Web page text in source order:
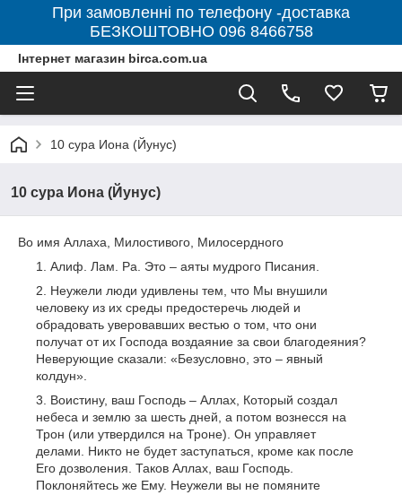
При замовленні по телефону -доставка
БЕЗКОШТОВНО 096 8466758
Інтернет магазин birca.com.ua
10 сура Иона (Йунус)
10 сура Иона (Йунус)
Во имя Аллаха, Милостивого, Милосердного
Алиф. Лам. Ра. Это – аяты мудрого Писания.
Неужели люди удивлены тем, что Мы внушили
человеку из их среды предостеречь людей и
обрадовать уверовавших вестью о том, что они
получат от их Господа воздаяние за свои благодеяния?
Неверующие сказали: «Безусловно, это – явный
колдун».
Воистину, ваш Господь – Аллах, Который создал
небеса и землю за шесть дней, а потом вознесся на
Трон (или утвердился на Троне). Он управляет
делами. Никто не будет заступаться, кроме как после
Его дозволения. Таков Аллах, ваш Господь.
Поклоняйтесь же Ему. Неужели вы не помяните